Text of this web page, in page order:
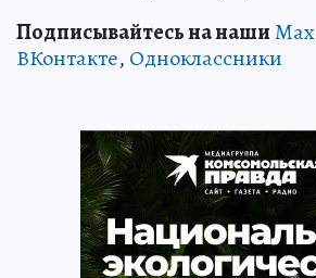
Подписывайтесь на нашиMax
ВКонтакте, Одноклассники